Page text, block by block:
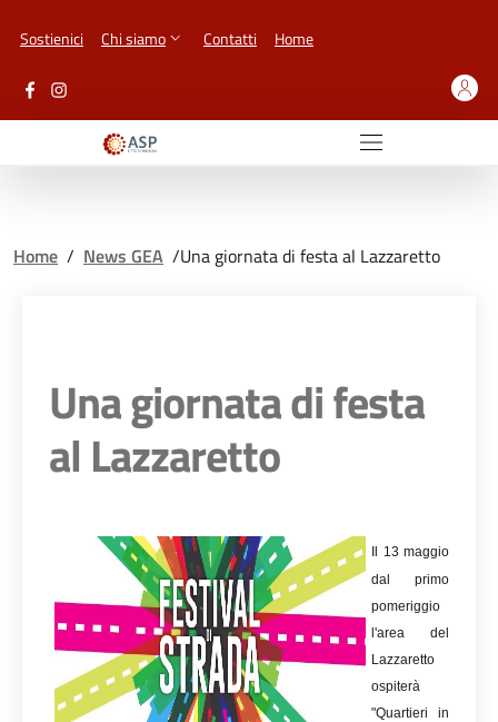
Sostienici Chi siamo Contatti Home
Home / News GEA /Una giornata di festa al Lazzaretto
Una giornata di festa
al Lazzaretto
Il 13 maggio
dal primo
pomeriggio
l'area del
Lazzaretto
ospiterà
"Quartieri in